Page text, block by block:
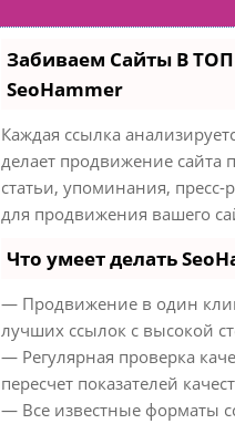
Забиваем Сайты В
SeoHammer
Каждая ссылка
делает продвижение
статьи, упоминания,
для продвижения вашего
Что умеет делать
— Продвижение в один
лучших ссылок с высокой
— Регулярная проверка
пересчет показателей
— Все известные форматы